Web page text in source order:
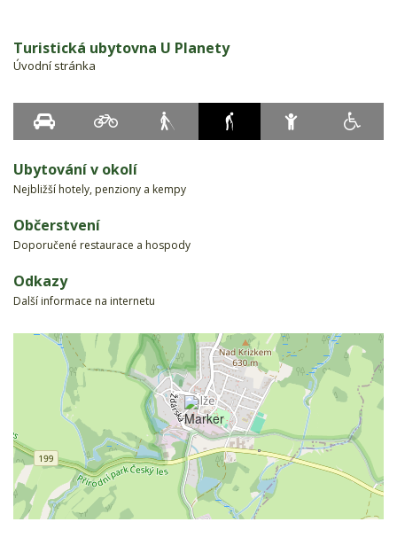
Turistická ubytovna U Planety
Úvodní stránka
Ubytování v okolí
Nejbližší hotely, penziony a kempy
Občerstvení
Doporučené restaurace a hospody
Odkazy
Další informace na internetu